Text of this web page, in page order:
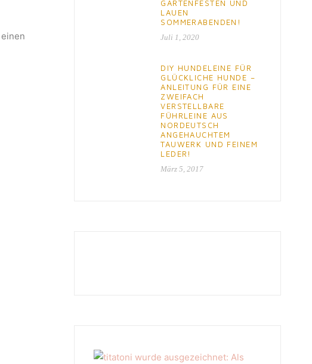
GARTENFESTEN UND
LAUEN
SOMMERABENDEN!
Juli 1, 2020
DIY HUNDELEINE FÜR
GLÜCKLICHE HUNDE –
ANLEITUNG FÜR EINE
ZWEIFACH
VERSTELLBARE
FÜHRLEINE AUS
NORDEUTSCH
ANGEHAUCHTEM
TAUWERK UND FEINEM
LEDER!
März 5, 2017